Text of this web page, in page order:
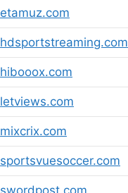
etamuz.com
hdsportstreaming.com
hibooox.com
letviews.com
mixcrix.com
sportsvuesoccer.com